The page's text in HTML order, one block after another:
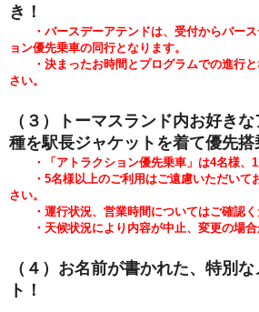
き！
・バースデーアテンドは、受付からバース
ョン優先乗車の同行となります。
・決まったお時間とプログラムでの進行と
さい。
（３）トーマスランド内お好き
種を駅長ジャケットを着て優先搭
・「アトラクション優先乗車」は4名様、1
・5名様以上のご利用はご遠慮いただいて
さい。
・運行状況、営業時間についてはご確認く
・天候状況により内容が中止、変更の場合
（４）お名前が書かれた、特別
ト！